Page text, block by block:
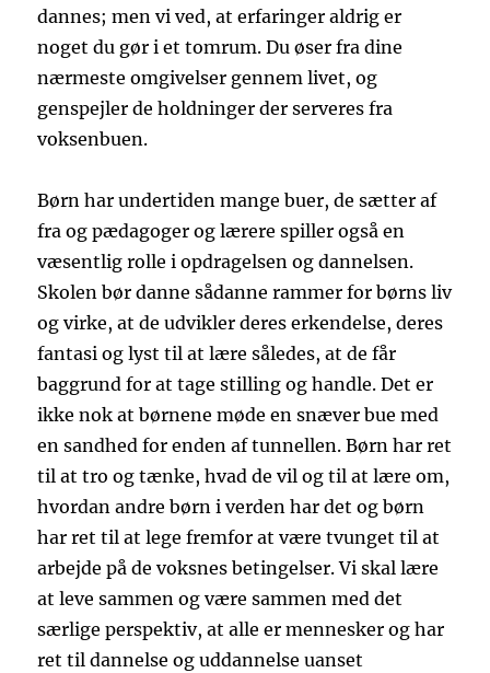
dannes; men vi ved, at erfaringer aldrig er
noget du gør i et tomrum. Du øser fra dine
nærmeste omgivelser gennem livet, og
genspejler de holdninger der serveres fra
voksenbuen.
Børn har undertiden mange buer, de sætter af
fra og pædagoger og lærere spiller også en
væsentlig rolle i opdragelsen og dannelsen.
Skolen bør danne sådanne rammer for børns liv
og virke, at de udvikler deres erkendelse, deres
fantasi og lyst til at lære således, at de får
baggrund for at tage stilling og handle. Det er
ikke nok at børnene møde en snæver bue med
en sandhed for enden af tunnellen. Børn har ret
til at tro og tænke, hvad de vil og til at lære om,
hvordan andre børn i verden har det og børn
har ret til at lege fremfor at være tvunget til at
arbejde på de voksnes betingelser. Vi skal lære
at leve sammen og være sammen med det
særlige perspektiv, at alle er mennesker og har
ret til dannelse og uddannelse uanset